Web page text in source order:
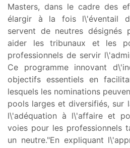
Masters, dans le cadre des
élargir à la fois l\'éventail
servent de neutres désignés
aider les tribunaux et les
professionnels de servir
Ce programme innovant
objectifs essentiels en
lesquels les nominations
pools larges et diversifiés, sur
l\'adéquation à l\'affaire et
voies pour les professionnels
un neutre."En expliquant